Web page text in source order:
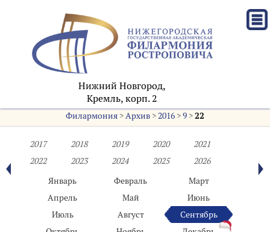
Нижний Новгород,
Кремль, корп. 2
Филармония>Архив>2016>9>22
2017 2018 2019 2020
2021
2022
2023 2024 2025
2026
Январь
Февраль
Март
Апрель
Май
Июнь
Июль
Август
Сентябрь